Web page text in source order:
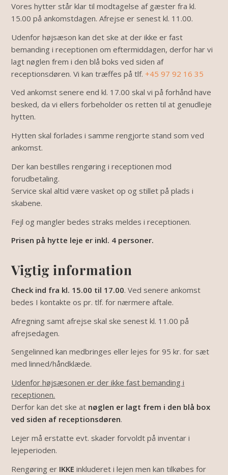
Vores hytter står klar til modtagelse af gæster fra kl.
15.00 på ankomstdagen. Afrejse er senest kl. 11.00.
Udenfor højsæson kan det ske at der ikke er fast
bemanding i receptionen om eftermiddagen, derfor har vi
lagt nøglen frem i den blå boks ved siden af
receptionsdøren. Vi kan træffes på tlf.+45 97 92 16 35
Ved ankomst senere end kl. 17.00 skal vi på forhånd have
besked, da vi ellers forbeholder os retten til at genudleje
hytten.
Hytten skal forlades i samme rengjorte stand som ved
ankomst.
Der kan bestilles rengøring i receptionen mod
forudbetaling.
Service skal altid være vasket op og stillet på plads i
skabene.
Fejl og mangler bedes straks meldes i receptionen.
Prisen på hytte leje er inkl. 4 personer.
Vigtig information
Check ind fra kl. 15.00 til 17.00. Ved senere ankomst
bedes I kontakte os pr. tlf. for nærmere aftale.
Afregning samt afrejse skal ske senest kl. 11.00 på
afrejsedagen.
Sengelinned kan medbringes eller lejes for 95 kr. for sæt
med linned/håndklæde.
Udenfor højsæsonen er der ikke fast bemanding i
receptionen.
Derfor kan det ske at nøglen er lagt frem i den blå box
ved siden af receptionsdøren.
Lejer må erstatte evt. skader forvoldt på inventar i
lejeperioden.
Rengøring er IKKE inkluderet i lejen men kan tilkøbes for